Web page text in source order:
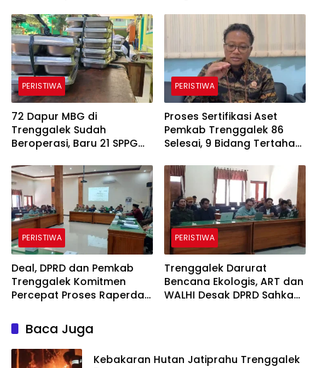
Sulit
PERISTIWA
72 Dapur MBG di
Trenggalek Sudah
Beroperasi, Baru 21 SPPG
Komunikasi Jadi
Tantangan
PERISTIWA
Proses Sertifikasi Aset
Pemkab Trenggalek 86
Selesai, 9 Bidang Tertahan
PERISTIWA
Deal, DPRD dan Pemkab
Trenggalek Komitmen
Percepat Proses Raperda
PERISTIWA
Trenggalek Darurat
Bencana Ekologis, ART dan
WALHI Desak DPRD Sahkan
Baca Juga
Kebakaran Hutan Jatiprahu Trenggalek